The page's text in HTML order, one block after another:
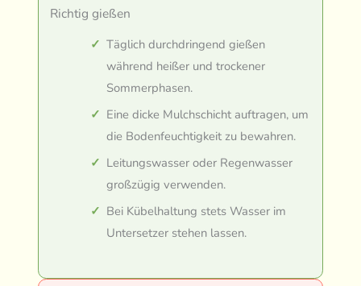
Richtig gießen
Täglich durchdringend gießen
während heißer und trockener
Sommerphasen.
Eine dicke Mulchschicht auftragen, um
die Bodenfeuchtigkeit zu bewahren.
Leitungswasser oder Regenwasser
großzügig verwenden.
Bei Kübelhaltung stets Wasser im
Untersetzer stehen lassen.